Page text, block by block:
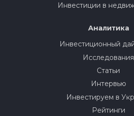
Инвестиции в
Аналитика
Инвестиционный
Исследования
Статьи
Интервью
Инвестируем в
Рейтинги